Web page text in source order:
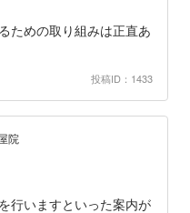
ための取り組みは正直あ
投稿ID：1433
院
行いますといった案内が